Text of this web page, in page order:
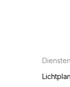
Diensten